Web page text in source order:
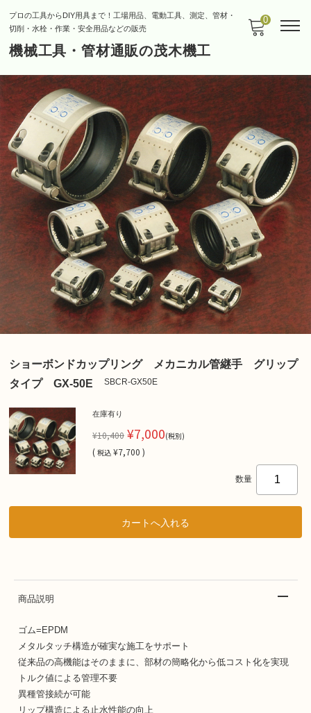
プロの工具からDIY用具まで！工場用品、電動工具、測定、管材・
切削・水栓・作業・安全用品などの販売
機械工具・管材通販の茂木機工
0
ショーボンドカップリング メカニカル管継手 グリップ
タイプ GX-50E
SBCR-GX50E
在庫有り
¥10,400 ¥7,000(税別)
( 税込 ¥7,700 )
数量
商品説明
ゴム=EPDM
メタルタッチ構造が確実な施工をサポート
従来品の高機能はそのままに、部材の簡略化から低コスト化を実現
トルク値による管理不要
異種管接続が可能
リップ構造による止水性能の向上